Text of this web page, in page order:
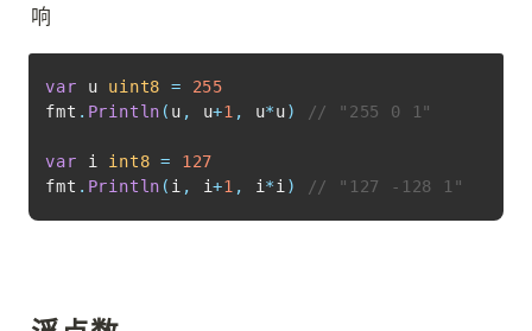
响
var u uint8 =
255
fmt . Println ( u , u+1 , u*u) // "255 0 1"
var i int8 =
127
fmt . Println ( i , i+1 , i *i ) // "127 -128 1"